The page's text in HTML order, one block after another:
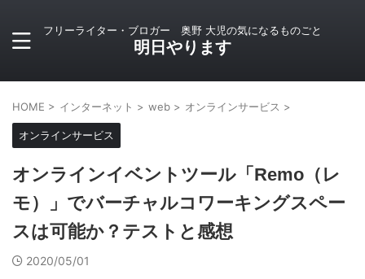
フリーライター・ブロガー 奥野 大児の気になるものごと
明日やります
HOME > インターネット > web > オンラインサービス >
オンラインサービス
オンラインイベントツール「Remo（レ
モ）」でバーチャルコワーキングスペー
スは可能か？テストと感想
2020/05/01